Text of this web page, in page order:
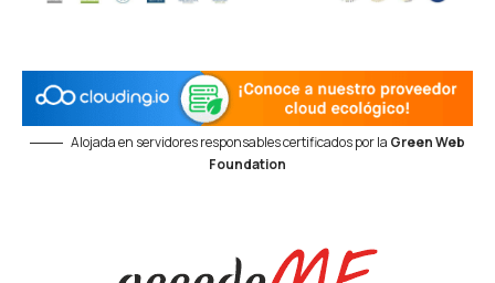
Alojada en servidores responsables certificados por la Green Web
Foundation